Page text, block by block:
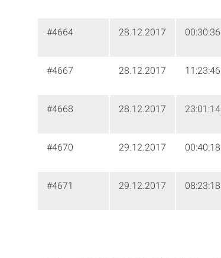
#4664 28.12.2017 00:30:36
#4667 28.12.2017 11:23:46
#4668 28.12.2017 23:01:14
#4670 29.12.2017 00:40:18
#4671 29.12.2017 08:23:18